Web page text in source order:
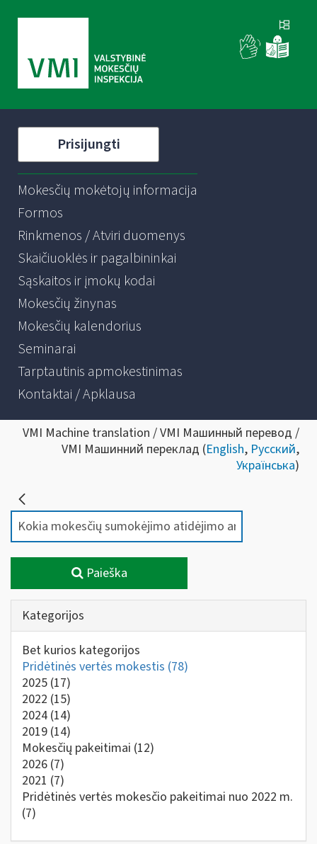
Prisijungti
Mokesčių mokėtojų informacija
Formos
Rinkmenos / Atviri duomenys
Skaičiuoklės ir pagalbininkai
Sąskaitos ir įmokų kodai
Mokesčių žinynas
Mokesčių kalendorius
Seminarai
Tarptautinis apmokestinimas
Kontaktai / Apklausa
VMI Machine translation / VMI Машинный перевод /
VMI Машинний переклад (English, Русский,
Українська)
Paieška
Kategorijos
Bet kurios kategorijos
Pridėtinės vertės mokestis (78)
2025 (17)
2022 (15)
2024 (14)
2019 (14)
Mokesčių pakeitimai (12)
2026 (7)
2021 (7)
Pridėtinės vertės mokesčio pakeitimai nuo 2022 m.
(7)